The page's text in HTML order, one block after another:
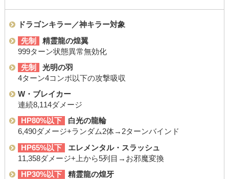
ドラゴンキラー／神キラー対象
先制
精霊龍の煌翼
999ターン状態異常無効化
先制
光明の羽
4ターン4コンボ以下の攻撃吸収
W・ブレイカー
連続8,114ダメージ
HP80%以下
白光の龍輪
6,490ダメージ+ランダム2体→2ターンバインド
HP65%以下
エレメンタル・スラッシュ
11,358ダメージ+上から5列目→お邪魔変換
HP30%以下
精霊龍の煌牙